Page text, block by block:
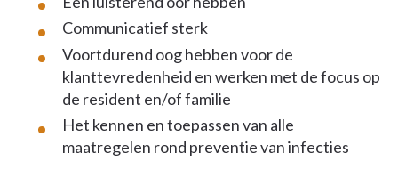
Communicatief sterk
Voortdurend oog hebben voor de
klanttevredenheid en werken met de focus op
de resident en/of familie
Het kennen en toepassen van alle
maatregelen rond preventie van infecties